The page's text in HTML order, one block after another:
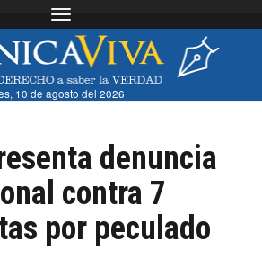
Toggle navigation
10 de agosto del 2026
denuncia
contra 7
por peculado